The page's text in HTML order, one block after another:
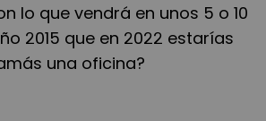
lo que vendrá en unos 5 o 10
2015 que en 2022 estarías
una oficina?